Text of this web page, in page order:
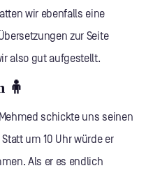
wir ebenfalls eine
zur Seite
also gut aufgestellt.
🧍
schickte uns seinen
um 10 Uhr würde er
Als er es endlich